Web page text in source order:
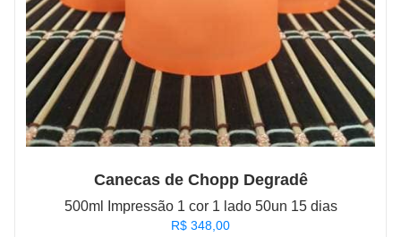
Canecas de Chopp Degradê
500ml Impressão 1 cor 1 lado 50un 15 dias
R$ 348,00